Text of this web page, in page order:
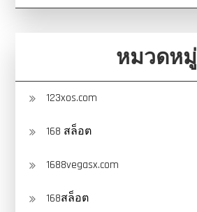
หมวดหมู่
123xos.com
168 สล็อต
1688vegasx.com
168สล็อต